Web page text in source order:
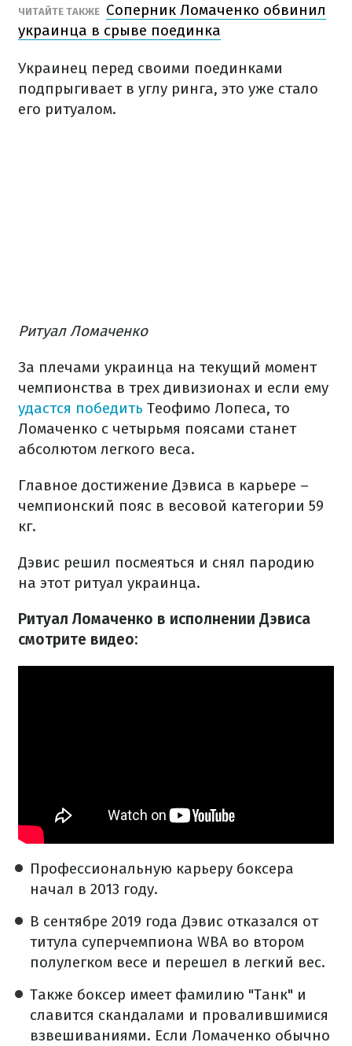
ЧИТАЙТЕ ТАКЖЕ Соперник Ломаченко обвинил
украинца в срыве поединка
Украинец перед своими поединками
подпрыгивает в углу ринга, это уже стало
его ритуалом.
Ритуал Ломаченко
За плечами украинца на текущий момент
чемпионства в трех дивизионах и если ему
удастся победить Теофимо Лопеса, то
Ломаченко с четырьмя поясами станет
абсолютом легкого веса.
Главное достижение Дэвиса в карьере –
чемпионский пояс в весовой категории 59
кг.
Дэвис решил посмеяться и снял пародию
на этот ритуал украинца.
Ритуал Ломаченко в исполнении Дэвиса
смотрите видео:
Профессиональную карьеру боксера
начал в 2013 году.
В сентябре 2019 года Дэвис отказался от
титула суперчемпиона WBA во втором
полулегком весе и перешел в легкий вес.
Также боксер имеет фамилию "Танк" и
славится скандалами и провалившимися
взвешиваниями. Если Ломаченко обычно